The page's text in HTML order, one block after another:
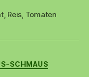
, Reis, Tomaten
SCHMAUS